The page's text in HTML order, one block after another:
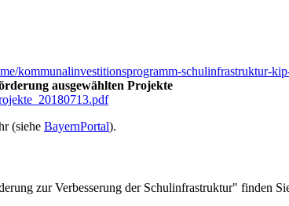
kommunalinvestitionsprogramm-schulinfrastruktur-
ausgewählten Projekte
(siehe BayernPortal).
zur Verbesserung der Schulinfrastruktur" finden